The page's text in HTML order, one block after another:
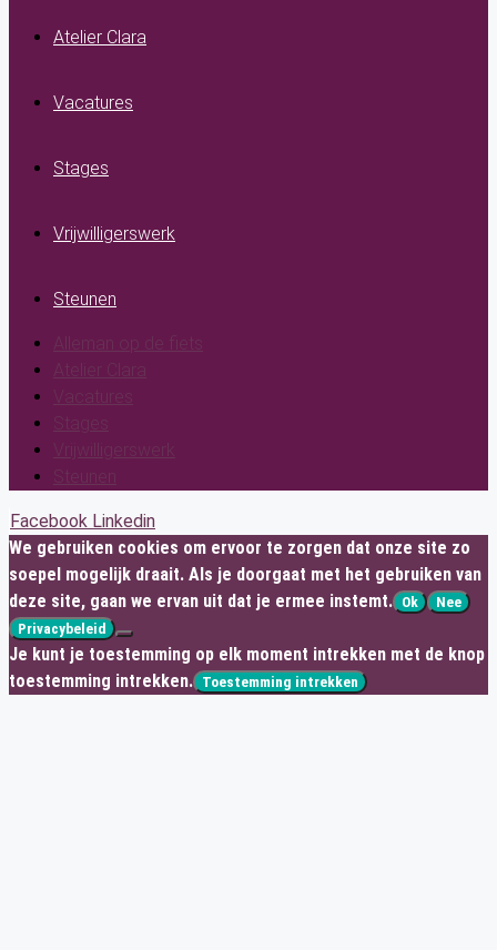
Atelier Clara
Vacatures
Stages
Vrijwilligerswerk
Steunen
Alleman op de fiets
Atelier Clara
Vacatures
Stages
Vrijwilligerswerk
Steunen
Facebook Linkedin
We gebruiken cookies om ervoor te zorgen dat onze site zo
soepel mogelijk draait. Als je doorgaat met het gebruiken van
deze site, gaan we ervan uit dat je ermee instemt. Ok
Nee
Privacybeleid
Je kunt je toestemming op elk moment intrekken met de knop
toestemming intrekken. Toestemming intrekken